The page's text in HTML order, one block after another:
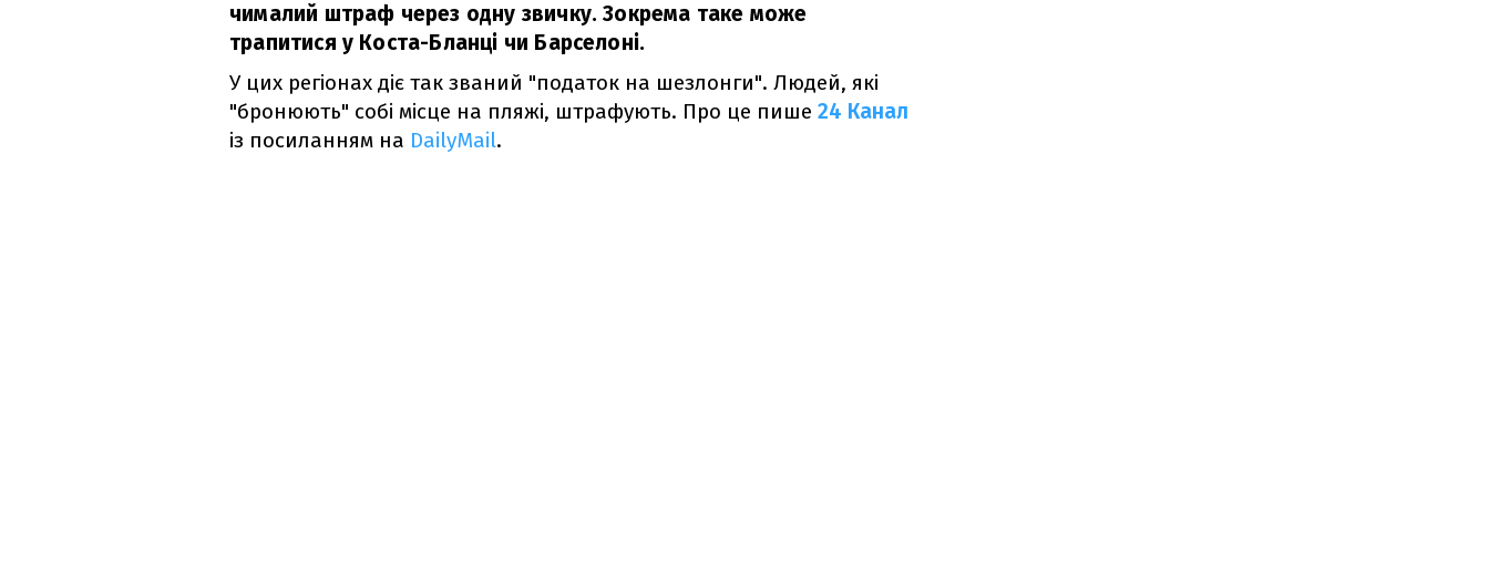
чималий штраф через одну звичку. Зокрема таке може
трапитися у Коста-Бланці чи Барселоні.
У цих регіонах діє так званий "податок на шезлонги". Людей, які
"бронюють" собі місце на пляжі, штрафують. Про це пише 24 Канал
із посиланням на DailyMail.